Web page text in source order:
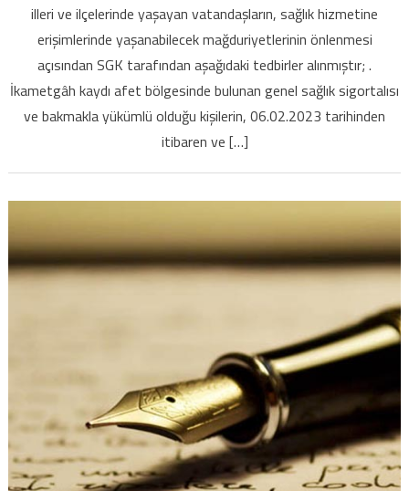
işlemleri
için
illeri ve ilçelerinde yaşayan vatandaşların, sağlık hizmetine
erişimlerinde yaşanabilecek mağduriyetlerinin önlenmesi
açısından SGK tarafından aşağıdaki tedbirler alınmıştır; .
İkametgâh kaydı afet bölgesinde bulunan genel sağlık sigortalısı
ve bakmakla yükümlü olduğu kişilerin, 06.02.2023 tarihinden
itibaren ve […]